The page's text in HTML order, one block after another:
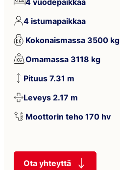
4 vuodepaikkaa
4 istumapaikkaa
Kokonaismassa 3500 kg
Omamassa 3118 kg
Pituus 7.31 m
Leveys 2.17 m
Moottorin teho 170 hv
Ota yhteyttä